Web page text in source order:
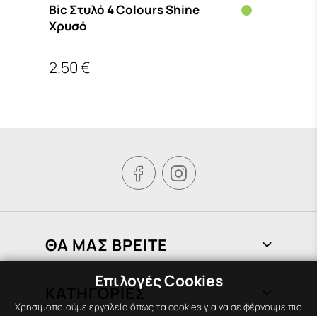
Bic Στυλό 4 Colours Shine
Χρυσό
2.50 €
 
ΘΑ ΜΑΣ ΒΡΕΙΤΕ
Φραγκιάδων 72, Πειραιάς 185 37
210 451 1758
ΚΑΤΗΓΟΡΙΕΣ
Επιλογές Cookies
Χρησιμοποιούμε εργαλεία όπως τα cookies για να σε φέρνουμε πιο